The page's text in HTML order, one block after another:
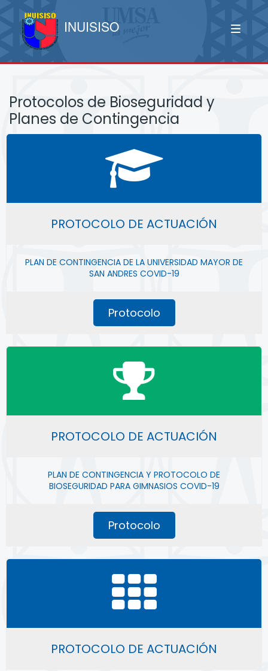
INUISISO
Protocolos de Bioseguridad y
Planes de Contingencia
PROTOCOLO DE ACTUACIÓN
PLAN DE CONTINGENCIA DE LA UNIVERSIDAD MAYOR DE
SAN ANDRES COVID-19
Protocolo
PROTOCOLO DE ACTUACIÓN
PLAN DE CONTINGENCIA Y PROTOCOLO DE
BIOSEGURIDAD PARA GIMNASIOS COVID-19
Protocolo
PROTOCOLO DE ACTUACIÓN